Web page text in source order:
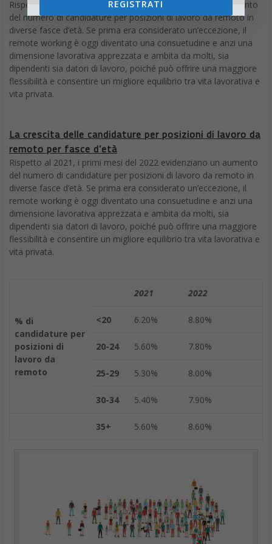
Rispetto al 2021, i primi mesi del 2022 evidenziano un aumento
del numero di candidature per posizioni di lavoro da remoto in
diverse fasce d’età. Se prima era considerato un’eccezione, il
remote working è oggi diventato una consuetudine e anzi una
dimensione lavorativa apprezzata e ambita da molti, sia
dipendenti sia datori di lavoro, poiché può offrire una maggiore
flessibilità e consentire un migliore equilibrio tra vita lavorativa e
vita privata.
La crescita delle candidature per posizioni di lavoro da
remoto per fasce d’età
Rispetto al 2021, i primi mesi del 2022 evidenziano un aumento
del numero di candidature per posizioni di lavoro da remoto in
diverse fasce d’età. Se prima era considerato un’eccezione, il
remote working è oggi diventato una consuetudine e anzi una
dimensione lavorativa apprezzata e ambita da molti, sia
dipendenti sia datori di lavoro, poiché può offrire una maggiore
flessibilità e consentire un migliore equilibrio tra vita lavorativa e
vita privata.
% di
candidature per
posizioni di
lavoro da
remoto
2021 2022
<20 6.20% 8.80%
20-24 5.60% 7.80%
25-29 5.30% 8.00%
30-34 5.40% 7.90%
35+ 5.60% 8.60%
REGISTRATI